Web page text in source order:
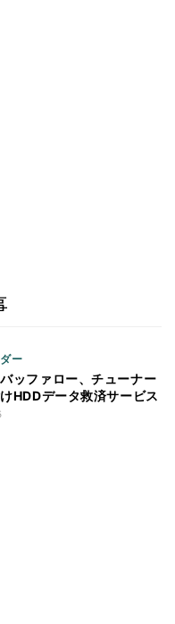
ー
ッファロー、チューナー
HDDデータ救済サービス